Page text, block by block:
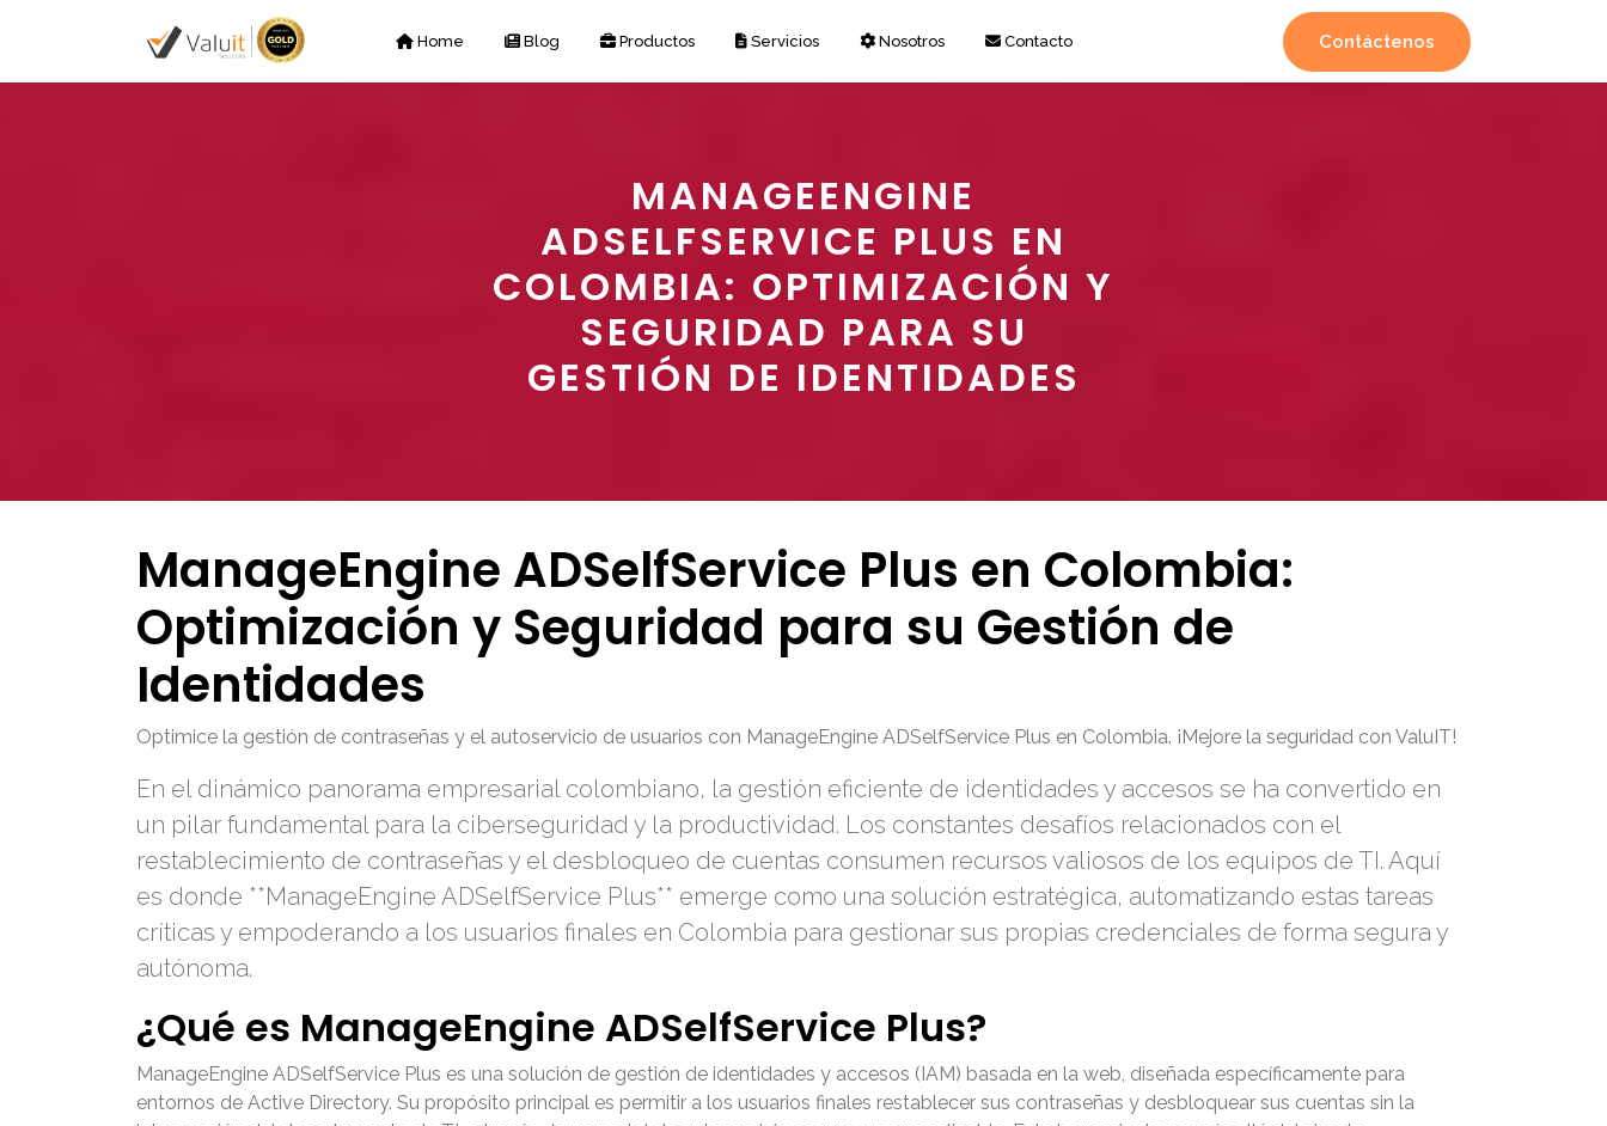
Home Blog Productos Servicios Nosotros Contacto Contáctenos
MANAGEENGINE
ADSELFSERVICE PLUS EN
COLOMBIA: OPTIMIZACIÓN Y
SEGURIDAD PARA SU
GESTIÓN DE IDENTIDADES
ManageEngine ADSelfService Plus en Colombia:
Optimización y Seguridad para su Gestión de
Identidades
Optimice la gestión de contraseñas y el autoservicio de usuarios con ManageEngine ADSelfService Plus en Colombia. ¡Mejore la seguridad con ValuIT!
En el dinámico panorama empresarial colombiano, la gestión eficiente de identidades y accesos se ha convertido en
un pilar fundamental para la ciberseguridad y la productividad. Los constantes desafíos relacionados con el
restablecimiento de contraseñas y el desbloqueo de cuentas consumen recursos valiosos de los equipos de TI. Aquí
es donde **ManageEngine ADSelfService Plus** emerge como una solución estratégica, automatizando estas tareas
críticas y empoderando a los usuarios finales en Colombia para gestionar sus propias credenciales de forma segura y
autónoma.
¿Qué es ManageEngine ADSelfService Plus?
ManageEngine ADSelfService Plus es una solución de gestión de identidades y accesos (IAM) basada en la web, diseñada específicamente para
entornos de Active Directory. Su propósito principal es permitir a los usuarios finales restablecer sus contraseñas y desbloquear sus cuentas sin la